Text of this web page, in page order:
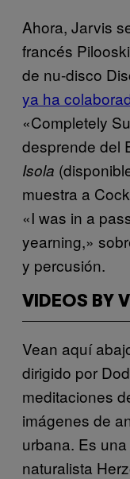
Ahora, Jarvis
francés
de nu-disco
ya ha
«Completely
desprende del
Isola
muestra a
«I was in a
yearning,»
y percusión.
VIDEOS BY
Vean aquí
dirigido por
meditaciones
imágenes de
urbana. Es
naturalista